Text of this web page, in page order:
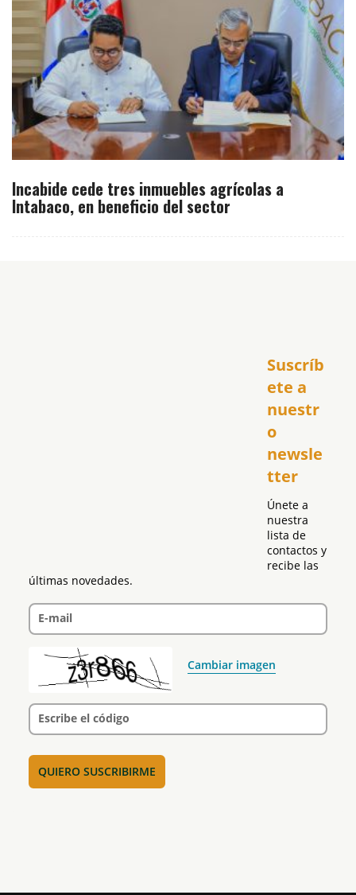
Incabide cede tres inmuebles agrícolas a
Intabaco, en beneficio del sector
Suscríb
ete a
nuestr
o
newsle
tter
Únete a
nuestra
lista de
contactos y
recibe las
últimas novedades.
E-mail
Cambiar imagen
Escribe el código